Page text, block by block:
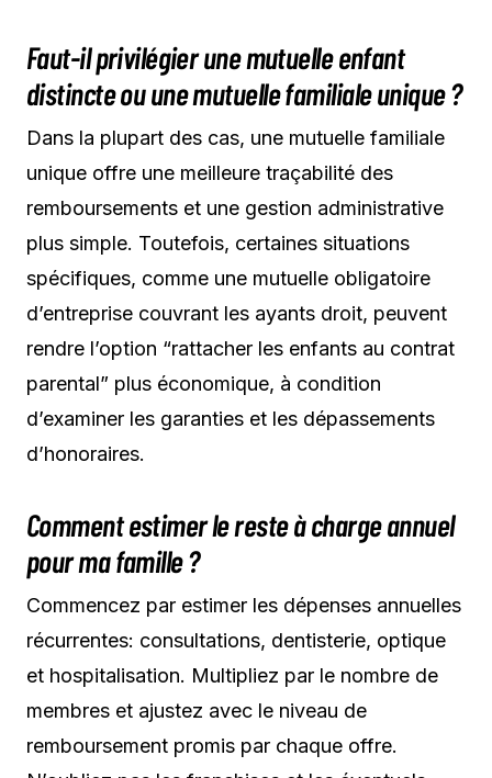
Faut-il privilégier une mutuelle enfant
distincte ou une mutuelle familiale unique ?
Dans la plupart des cas, une mutuelle familiale
unique offre une meilleure traçabilité des
remboursements et une gestion administrative
plus simple. Toutefois, certaines situations
spécifiques, comme une mutuelle obligatoire
d’entreprise couvrant les ayants droit, peuvent
rendre l’option “rattacher les enfants au contrat
parental” plus économique, à condition
d’examiner les garanties et les dépassements
d’honoraires.
Comment estimer le reste à charge annuel
pour ma famille ?
Commencez par estimer les dépenses annuelles
récurrentes: consultations, dentisterie, optique
et hospitalisation. Multipliez par le nombre de
membres et ajustez avec le niveau de
remboursement promis par chaque offre.